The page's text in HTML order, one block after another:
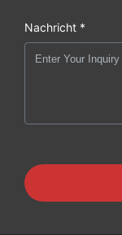
Nachricht *